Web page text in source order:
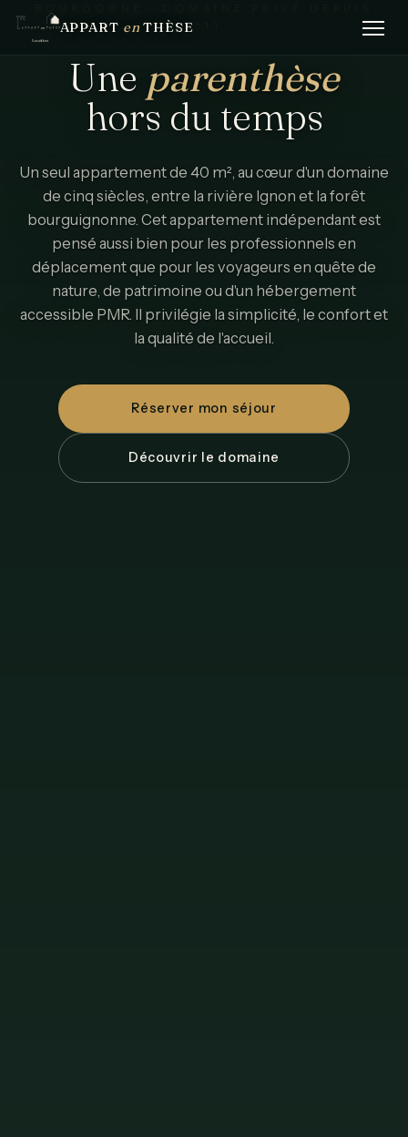
APPART en THÈSE1511
Une parenthèse
hors du temps
Un seul appartement de 40 m², au cœur d'un domaine
de cinq siècles, entre la rivière Ignon et la forêt
bourguignonne. Cet appartement indépendant est
pensé aussi bien pour les professionnels en
déplacement que pour les voyageurs en quête de
nature, de patrimoine ou d'un hébergement
accessible PMR. Il privilégie la simplicité, le confort et
la qualité de l'accueil.
Réserver mon séjour
Découvrir le domaine